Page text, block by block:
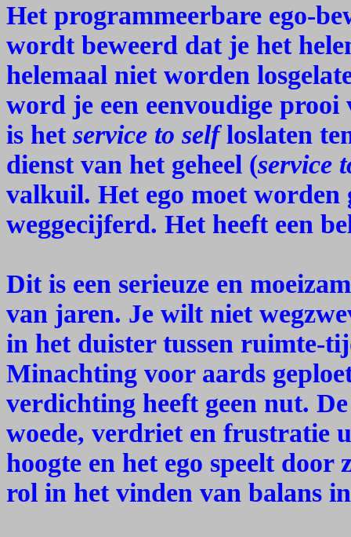
Het programmeerbare ego-
wordt beweerd dat je het
helemaal niet worden
word je een eenvoudige
is het service to selfloslaten
dienst van het geheel (service
valkuil. Het ego moet
weggecijferd. Het heeft een
Dit is een serieuze en
van jaren. Je wilt niet
in het duister tussen ruimte-
Minachting voor aards
verdichting heeft geen nut.
woede, verdriet en frustratie
hoogte en het ego speelt
rol in het vinden van balans